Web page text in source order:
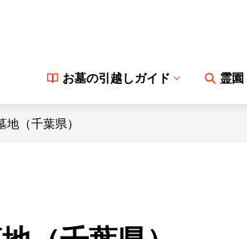
お墓の引越しガイド 霊園
（千葉県）